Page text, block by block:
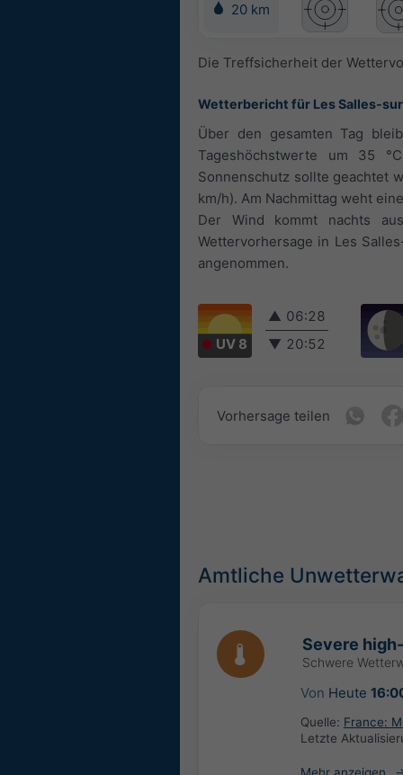
20 km
Die Treffsicherheit der
Wetterbericht für Les Salles-
Über den gesamten Tag
Tageshöchstwerte um 35
Sonnenschutz sollte geachtet
km/h). Am Nachmittag weht
Der Wind kommt nachts
Wettervorhersage in Les
angenommen.
UV 8
▲ 06:28
▼ 20:52
Vorhersage teilen
Amtliche
Severe
Schwere
Von Heute
Quelle: France:
Letzte